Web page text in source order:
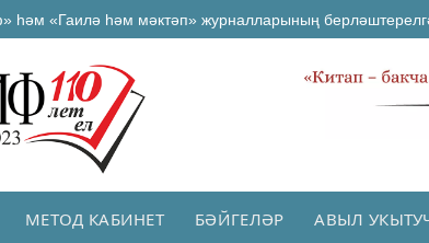
һәм «Гаилә һәм мәктәп» журналларының
МЕТОД КАБИНЕТ БӘЙГЕЛӘР АВЫЛ